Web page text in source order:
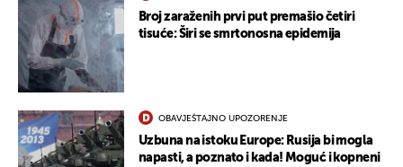
Broj zaraženih prvi put premašio četiri
tisuće: Širi se smrtonosna epidemija
OBAVJEŠTAJNO UPOZORENJE
Uzbuna na istoku Europe: Rusija bi mogla
napasti, a poznato i kada! Moguć i kopneni